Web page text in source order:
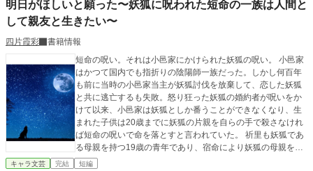
明日がほしいと願った〜妖狐に呪われた短命の一族は人間と
して親友と生きたい〜
四片霞彩
書籍情報
短命の呪い。それは小邑家にかけられた妖狐の呪い。 小邑家
はかつて国内でも指折りの陰陽師一族だった。しかし何百年
も前に当時の小邑家当主が妖狐討伐を放棄して、恋した妖狐
と共に逃亡するも失敗。怒り狂った妖狐の婚約者が呪いをか
けて以来、小邑家は妖狐としか番うことができなくなり、生
まれた子供は20歳までに妖狐の片親を自らの手で殺さなけれ
ば短命の呪いで命を落とすと言われていた。 祈里も妖狐であ
る母親を持つ19歳の青年であり、宿命により妖狐の母親を殺
さなければならなかったが、未だ出来ずにいた。 生きられる
キャラ文芸 完結 短編